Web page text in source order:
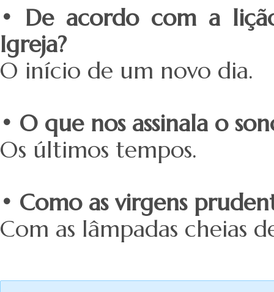
• De acordo com a
Igreja?
O início de um novo dia.
• O que nos assinala o
Os últimos tempos.
• Como as virgens
Com as lâmpadas cheias